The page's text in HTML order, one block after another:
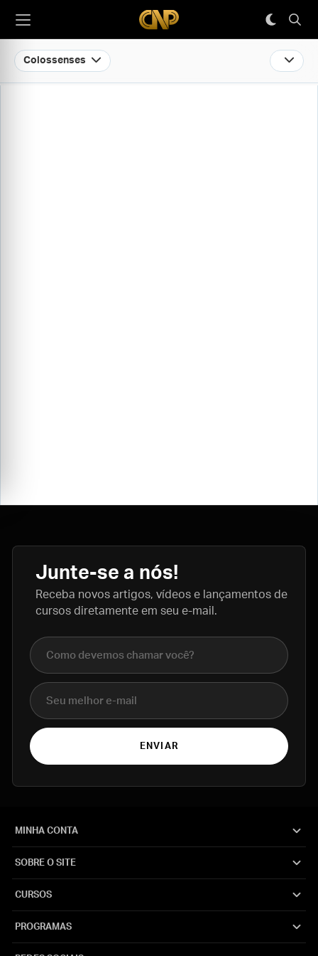
Colossenses
Junte-se a nós!
Receba novos artigos, vídeos e lançamentos de
cursos diretamente em seu e-mail.
Nome completo
E-mail
ENVIAR
MINHA CONTA
SOBRE O SITE
CURSOS
PROGRAMAS